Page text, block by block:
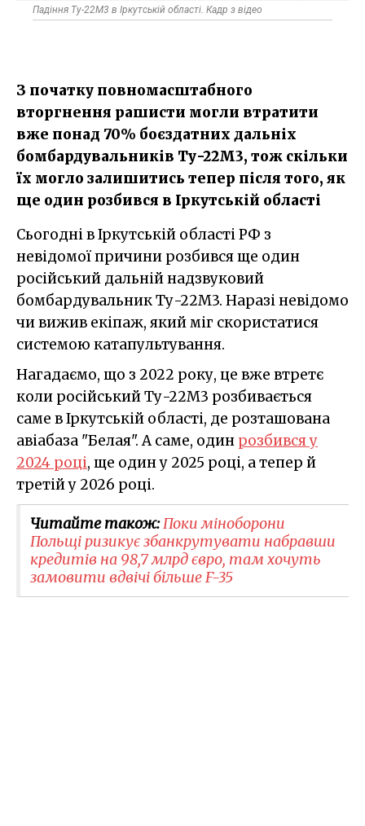
Падіння Ту-22М3 в Іркутській області. Кадр з відео
З початку повномасштабного
вторгнення рашисти могли втратити
вже понад 70% боєздатних дальніх
бомбардувальників Ту-22М3, тож скільки
їх могло залишитись тепер після того, як
ще один розбився в Іркутській області
Сьогодні в Іркутській області РФ з
невідомої причини розбився ще один
російський дальній надзвуковий
бомбардувальник Ту-22М3. Наразі невідомо
чи вижив екіпаж, який міг скористатися
системою катапультування.
Нагадаємо, що з 2022 року, це вже втретє
коли російський Ту-22М3 розбивається
саме в Іркутській області, де розташована
авіабаза "Белая". А саме, один розбився у
2024 році, ще один у 2025 році, а тепер й
третій у 2026 році.
Читайте також:Поки міноборони
Польщі ризикує збанкрутувати набравши
кредитів на 98,7 млрд євро, там хочуть
замовити вдвічі більше F-35